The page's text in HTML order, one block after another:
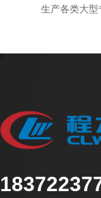
生产各类大